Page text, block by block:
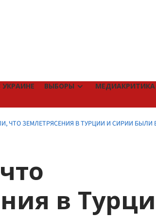
ВЫБОРЫ МЕДИАКРИТИКА
ЧТО ЗЕМЛЕТРЯСЕНИЯ В ТУРЦИИ И СИРИИ
в